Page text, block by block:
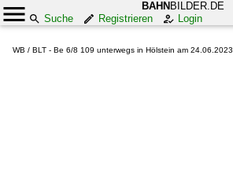
BAHN BILDER.DE
Suche
Registrieren Login
WB / BLT - Be 6/8 109 unterwegs in Hölstein am 24.06.2023